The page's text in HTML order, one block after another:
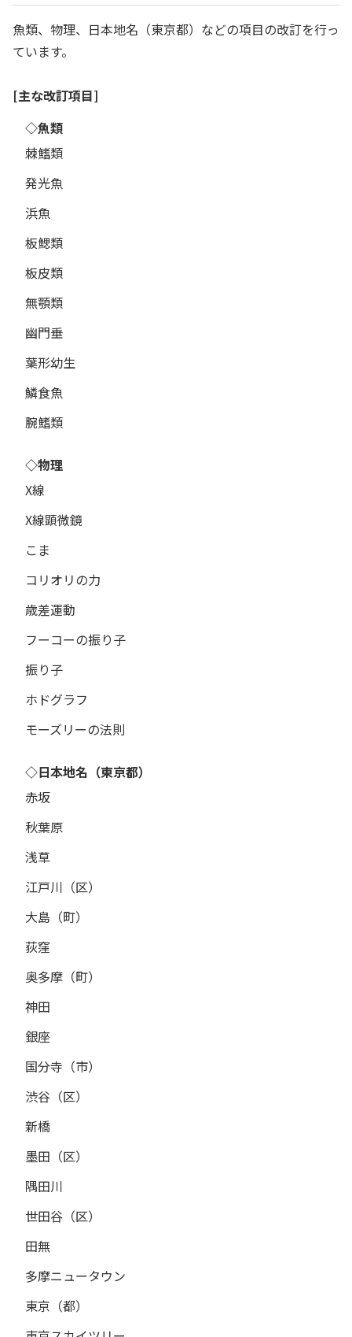
魚類、物理、日本地名（東京都）などの項目の改訂を行っ
ています。
[主な改訂項目]
◇魚類
棘鰭類
発光魚
浜魚
板鰓類
板皮類
無顎類
幽門垂
葉形幼生
鱗食魚
腕鰭類
◇物理
X線
X線顕微鏡
こま
コリオリの力
歳差運動
フーコーの振り子
振り子
ホドグラフ
モーズリーの法則
◇日本地名（東京都）
赤坂
秋葉原
浅草
江戸川（区）
大島（町）
荻窪
奥多摩（町）
神田
銀座
国分寺（市）
渋谷（区）
新橋
墨田（区）
隅田川
世田谷（区）
田無
多摩ニュータウン
東京（都）